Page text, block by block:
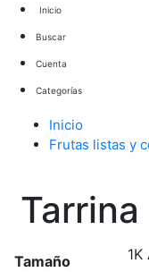
Buscar
Cuenta
Categorías
Inicio
Frutas listas y
Tamaño